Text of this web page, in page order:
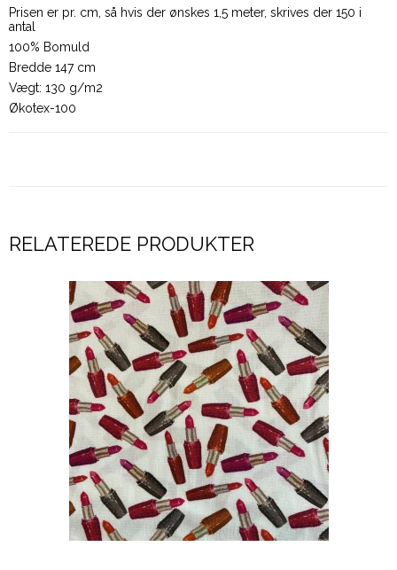
Prisen er pr. cm, så hvis der ønskes 1,5 meter, skrives der 150 i
antal
100% Bomuld
Bredde 147 cm
Vægt: 130 g/m2
Økotex-100
RELATEREDE PRODUKTER